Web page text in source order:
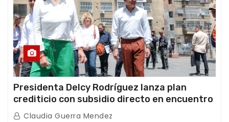
Presidenta Delcy Rodríguez lanza plan
crediticio con subsidio directo en encuentro
con Juntas de Condominio
Claudia Guerra Mendez